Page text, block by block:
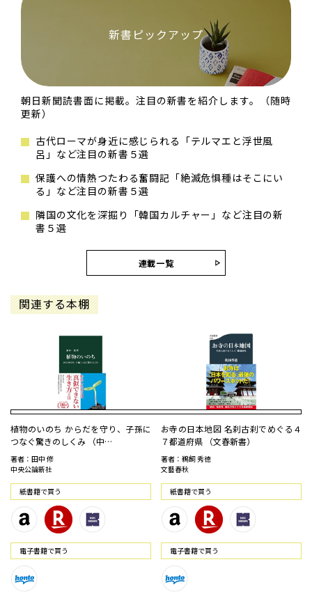
新書ピックアップ
朝日新聞読書面に掲載。注目の新書を紹介します。（随時
更新）
古代ローマが身近に感じられる「テルマエと浮世風
呂」など注目の新書５選
保護への情熱つたわる奮闘記「絶滅危惧種はそこにい
る」など注目の新書５選
隣国の文化を深掘り「韓国カルチャー」など注目の新
書５選
連載一覧
関連する本棚
植物のいのち からだを守り、子孫に
つなぐ驚きのしくみ （中…
著者：田中 修
中央公論新社
紙書籍で買う
電⼦書籍で買う
お寺の日本地図 名刹古刹でめぐる４
７都道府県 （文春新書）
著者：鵜飼 秀徳
文藝春秋
紙書籍で買う
電⼦書籍で買う